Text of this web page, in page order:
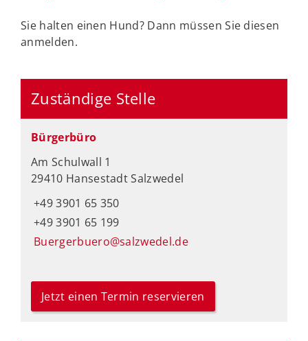
Sie halten einen Hund? Dann müssen Sie diesen
anmelden.
Zuständige Stelle
Bürgerbüro
Am Schulwall 1
29410 Hansestadt Salzwedel
+49 3901 65 350
+49 3901 65 199
Buergerbuero@salzwedel.de
Jetzt einen Termin reservieren